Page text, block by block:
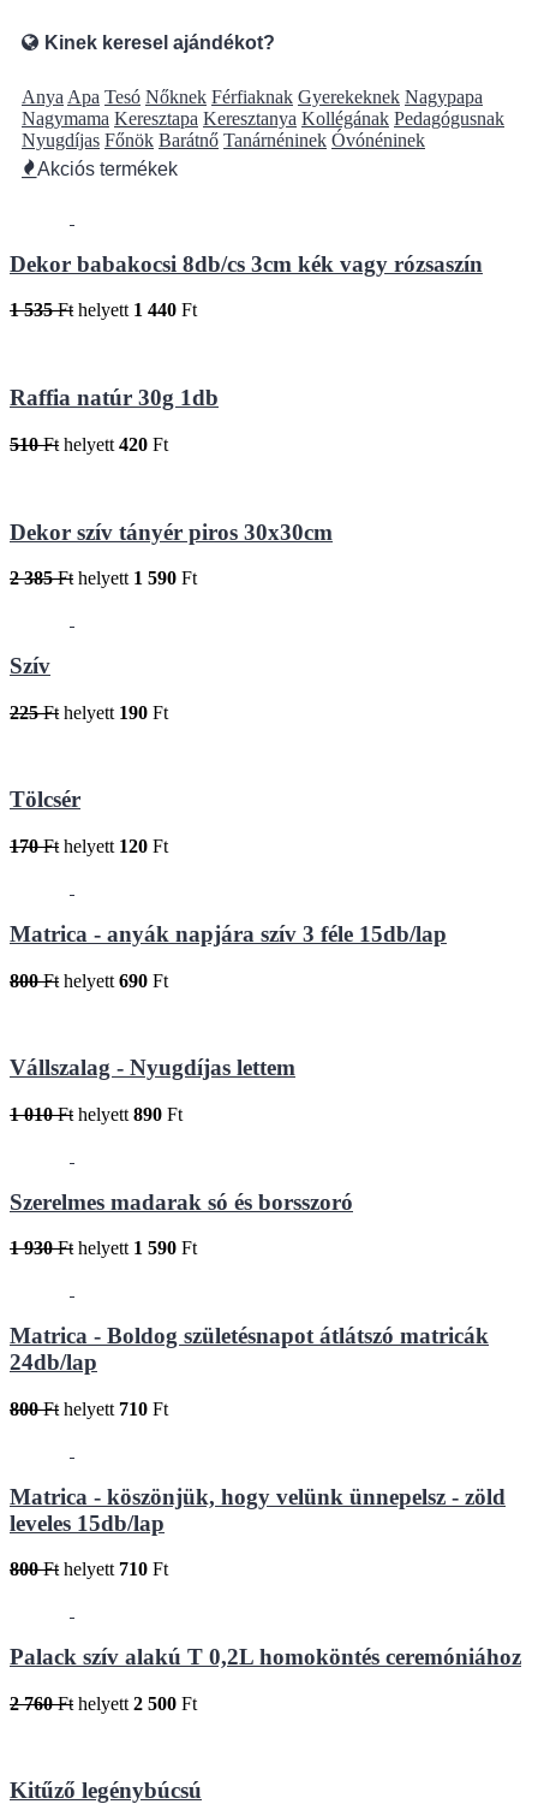
Kinek keresel ajándékot?
Anya Apa Tesó Nőknek Férfiaknak Gyerekeknek Nagypapa
Nagymama Keresztapa Keresztanya Kollégának Pedagógusnak
Nyugdíjas Főnök Barátnő Tanárnéninek Óvónéninek
Akciós termékek
Dekor babakocsi 8db/cs 3cm kék vagy rózsaszín
1 535 Ft helyett 1 440 Ft
Raffia natúr 30g 1db
510 Ft helyett 420 Ft
Dekor szív tányér piros 30x30cm
2 385 Ft helyett 1 590 Ft
Szív
225 Ft helyett 190 Ft
Tölcsér
170 Ft helyett 120 Ft
Matrica - anyák napjára szív 3 féle 15db/lap
800 Ft helyett 690 Ft
Vállszalag - Nyugdíjas lettem
1 010 Ft helyett 890 Ft
Szerelmes madarak só és borsszoró
1 930 Fthelyett 1 590 Ft
Matrica - Boldog születésnapot átlátszó matricák
24db/lap
800 Ft helyett 710 Ft
Matrica - köszönjük, hogy velünk ünnepelsz - zöld
leveles 15db/lap
800 Ft helyett 710 Ft
Palack szív alakú T 0,2L homoköntés ceremóniához
2 760 Ft helyett 2 500 Ft
Kitűző legénybúcsú